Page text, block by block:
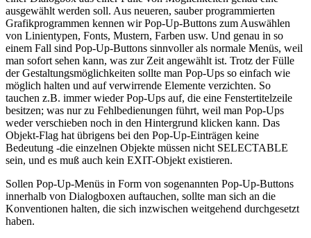
ausgewählt werden soll. Aus neueren, sauber programmierten
Grafikprogrammen kennen wir Pop-Up-Buttons zum Auswählen
von Linientypen, Fonts, Mustern, Farben usw. Und genau in so
einem Fall sind Pop-Up-Buttons sinnvoller als normale Menüs, weil
man sofort sehen kann, was zur Zeit angewählt ist. Trotz der Fülle
der Gestaltungsmöglichkeiten sollte man Pop-Ups so einfach wie
möglich halten und auf verwirrende Elemente verzichten. So
tauchen z.B. immer wieder Pop-Ups auf, die eine Fenstertitelzeile
besitzen; was nur zu Fehlbedienungen führt, weil man Pop-Ups
weder verschieben noch in den Hintergrund klicken kann. Das
Objekt-Flag hat übrigens bei den Pop-Up-Einträgen keine
Bedeutung -die einzelnen Objekte müssen nicht SELECTABLE
sein, und es muß auch kein EXIT-Objekt existieren.
Sollen Pop-Up-Menüs in Form von sogenannten Pop-Up-Buttons
innerhalb von Dialogboxen auftauchen, sollte man sich an die
Konventionen halten, die sich inzwischen weitgehend durchgesetzt
haben.